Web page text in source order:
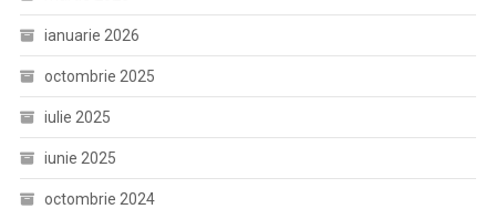
ianuarie 2026
octombrie 2025
iulie 2025
iunie 2025
octombrie 2024